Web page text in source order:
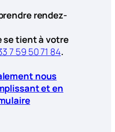
rendez-
se tient à votre
7 59 50 71 84.
nous
et en